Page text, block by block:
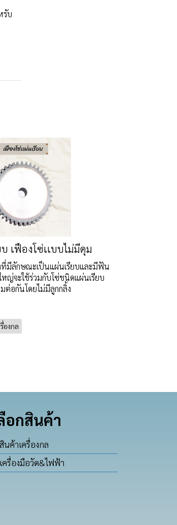
รับ
เฟืองโซ่เเบบไม่มีดุม
มีลักษณะเป็นแผ่นเรียบและมีฟัน
หญ่จะใช้ร่วมกับโซ่ชนิดแผ่นเรียบ
ต่อกันโดยไม่มีลูกกลิ้ง
องกล
อกสินค้า
นค้าเครื่องกล
ครื่องมือวัด&ไฟฟ้า